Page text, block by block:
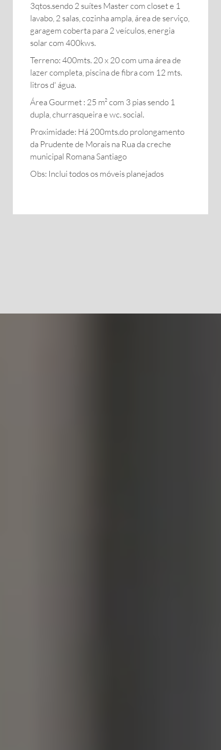
3qtos.sendo 2 suítes Master com closet e 1
lavabo, 2 salas, cozinha ampla, área de serviço,
garagem coberta para 2 veículos, energia
solar com 400kws.
Terreno: 400mts. 20 x 20 com uma área de
lazer completa, piscina de fibra com 12 mts.
litros d' água.
Área Gourmet : 25 m² com 3 pias sendo 1
dupla, churrasqueira e wc. social.
Proximidade: Há 200mts.do prolongamento
da Prudente de Morais na Rua da creche
municipal Romana Santiago
Obs: Inclui todos os móveis planejados